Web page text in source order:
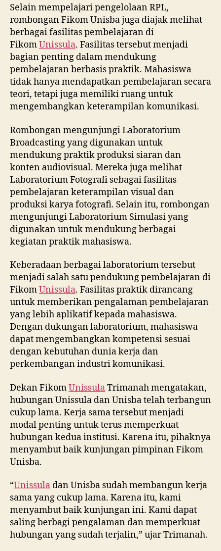
Selain mempelajari pengelolaan RPL,
rombongan Fikom Unisba juga diajak melihat
berbagai fasilitas pembelajaran di
FikomUnissula. Fasilitas tersebut menjadi
bagian penting dalam mendukung
pembelajaran berbasis praktik. Mahasiswa
tidak hanya mendapatkan pembelajaran secara
teori, tetapi juga memiliki ruang untuk
mengembangkan keterampilan komunikasi.
Rombongan mengunjungi Laboratorium
Broadcasting yang digunakan untuk
mendukung praktik produksi siaran dan
konten audiovisual. Mereka juga melihat
Laboratorium Fotografi sebagai fasilitas
pembelajaran keterampilan visual dan
produksi karya fotografi. Selain itu, rombongan
mengunjungi Laboratorium Simulasi yang
digunakan untuk mendukung berbagai
kegiatan praktik mahasiswa.
Keberadaan berbagai laboratorium tersebut
menjadi salah satu pendukung pembelajaran di
FikomUnissula. Fasilitas praktik dirancang
untuk memberikan pengalaman pembelajaran
yang lebih aplikatif kepada mahasiswa.
Dengan dukungan laboratorium, mahasiswa
dapat mengembangkan kompetensi sesuai
dengan kebutuhan dunia kerja dan
perkembangan industri komunikasi.
Dekan FikomUnissulaTrimanah mengatakan,
hubungan Unissula dan Unisba telah terbangun
cukup lama. Kerja sama tersebut menjadi
modal penting untuk terus memperkuat
hubungan kedua institusi. Karena itu, pihaknya
menyambut baik kunjungan pimpinan Fikom
Unisba.
“Unissula dan Unisba sudah membangun kerja
sama yang cukup lama. Karena itu, kami
menyambut baik kunjungan ini. Kami dapat
saling berbagi pengalaman dan memperkuat
hubungan yang sudah terjalin,” ujar Trimanah.